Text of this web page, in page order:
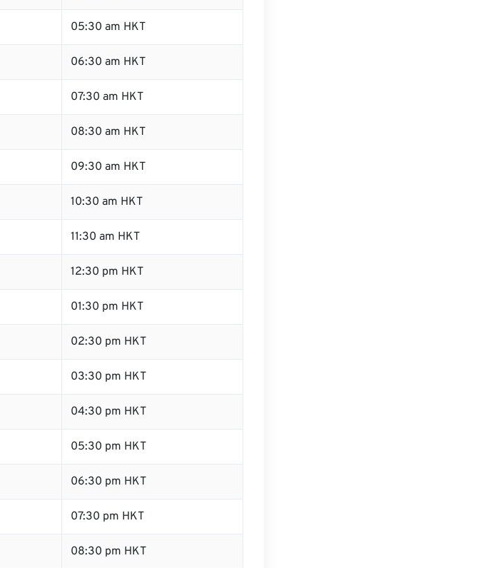
05:30 am HKT
06:30 am HKT
07:30 am HKT
08:30 am HKT
09:30 am HKT
10:30 am HKT
11:30 am HKT
12:30 pm HKT
01:30 pm HKT
02:30 pm HKT
03:30 pm HKT
04:30 pm HKT
05:30 pm HKT
06:30 pm HKT
07:30 pm HKT
08:30 pm HKT